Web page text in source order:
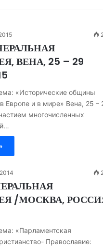
ВЕНА, 25 – 29
«Исторические общины
Европе и в мире» Вена, 25 –
многочисленных
/МОСКВА,
«Парламентская
Православие: